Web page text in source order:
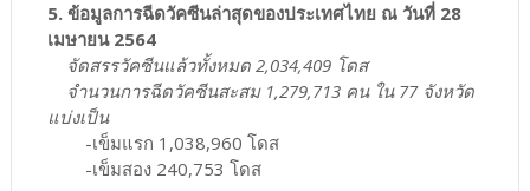
5. ข้อมูลการฉีดวัคซีนล่าสุดของประเทศไทย ณ วันที่ 28
เมษายน 2564
จัดสรรวัคซีนแล้วทั้งหมด 2,034,409 โดส
จำนวนการฉีดวัคซีนสะสม 1,279,713 คน ใน 77 จังหวัด
แบ่งเป็น
-เข็มแรก 1,038,960 โดส
-เข็มสอง 240,753 โดส